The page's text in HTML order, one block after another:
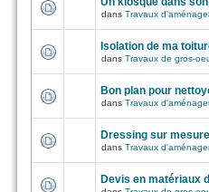
dans Travaux
Isolation de ma
dans Travaux de gros-
Bon plan pour
dans Travaux
Dressing sur
dans Travaux
Devis en matériaux